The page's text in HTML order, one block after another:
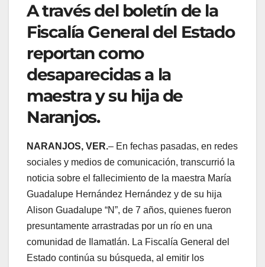
A través del boletín de la
Fiscalía General del Estado
reportan como
desaparecidas a la
maestra y su hija de
Naranjos.
NARANJOS, VER.– En fechas pasadas, en redes
sociales y medios de comunicación, transcurrió la
noticia sobre el fallecimiento de la maestra María
Guadalupe Hernández Hernández y de su hija
Alison Guadalupe “N”, de 7 años, quienes fueron
presuntamente arrastradas por un río en una
comunidad de Ilamatlán. La Fiscalía General del
Estado continúa su búsqueda, al emitir los